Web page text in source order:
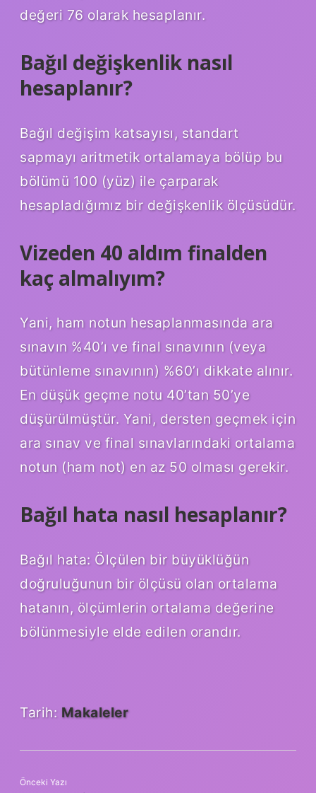
değeri 76 olarak hesaplanır.
Bağıl değişkenlik nasıl
hesaplanır?
Bağıl değişim katsayısı, standart
sapmayı aritmetik ortalamaya bölüp bu
bölümü 100 (yüz) ile çarparak
hesapladığımız bir değişkenlik ölçüsüdür.
Vizeden 40 aldım finalden
kaç almalıyım?
Yani, ham notun hesaplanmasında ara
sınavın %40’ı ve final sınavının (veya
bütünleme sınavının) %60’ı dikkate alınır.
En düşük geçme notu 40’tan 50’ye
düşürülmüştür. Yani, dersten geçmek için
ara sınav ve final sınavlarındaki ortalama
notun (ham not) en az 50 olması gerekir.
Bağıl hata nasıl hesaplanır?
Bağıl hata: Ölçülen bir büyüklüğün
doğruluğunun bir ölçüsü olan ortalama
hatanın, ölçümlerin ortalama değerine
bölünmesiyle elde edilen orandır.
Tarih: Makaleler
Önceki Yazı